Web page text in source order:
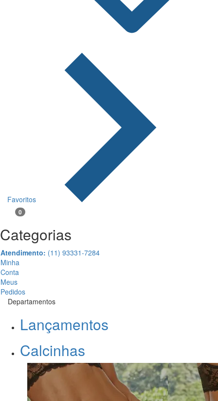
Favoritos
0
Categorias
Atendimento: (11) 93331-7284
Minha
Conta
Meus
Pedidos
Departamentos
Lançamentos
Calcinhas